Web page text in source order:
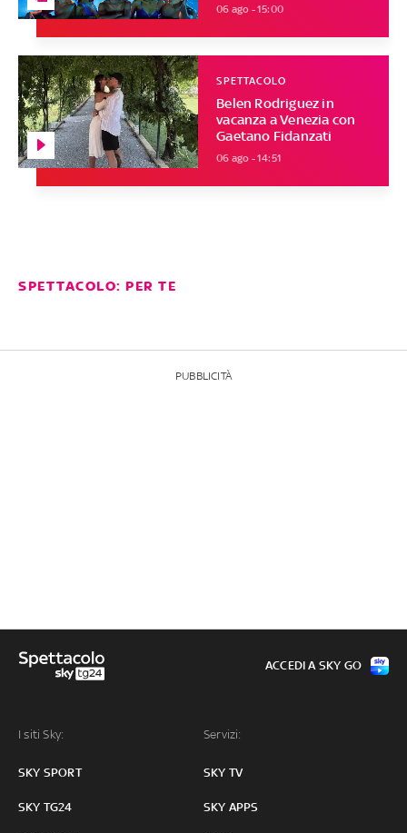
06 ago - 15:00
Belen Rodriguez in
vacanza a Venezia con
Gaetano Fidanzati
SPETTACOLO
06 ago - 14:51
SPETTACOLO: PER TE
PUBBLICITÀ
I siti Sky:
SKY SPORT
SKY TG24
Servizi:
SKY TV
SKY APPS
ACCEDI A SKY GO